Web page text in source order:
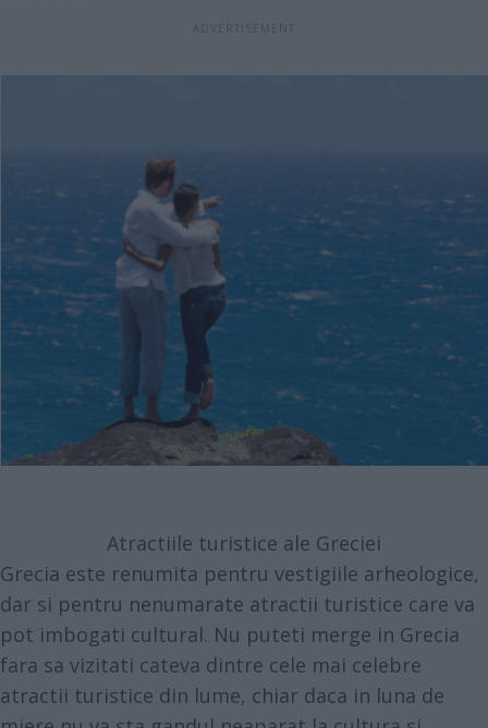
Atractiile turistice ale Greciei
Grecia este renumita pentru vestigiile arheologice,
dar si pentru nenumarate atractii turistice care va
pot imbogati cultural. Nu puteti merge in Grecia
fara sa vizitati cateva dintre cele mai celebre
atractii turistice din lume, chiar daca in luna de